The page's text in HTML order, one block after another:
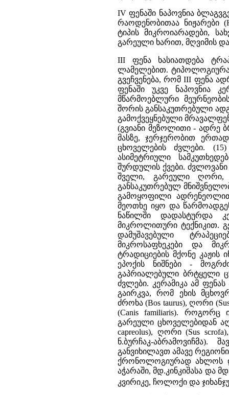
IV ფენაში ნაპოვნია
რაოდენობითაა ნიჟარები
ტიპის მიკროიარადები,
გარეული ხარით, მღვიმის
III ფენა ხასიათდება
ლამელებით.
გვეჩვენება, რომ III ფენა
ფენაში უკვე ნაპოვნია
მწარმოებლური
შორის განსაკუთრებული
გამოქვეყნებული
(გვიანი მეზოლითი - ადრე
მასზე, ჯერჯერობით
ცხოველების ძვლები.
ასიმეტრიული
შურდულის ქვები.
შველი, გარეული ღორი,
განსაკუთრებულ
გამოყოფილი
მეოთხე იყო და
ნაწილში დადასტურდა
მიკროლითური ტექნიკით.
დამუშავებული
მიკროსაფხეკები და
ტრადიციების მქონე
ეპოქის ნიშნები -
გაპრიალებული ბრტყელი
ძვლები. კერამიკა ამ
გაირკვა, რომ ეხის
ძროხა (Bos taurus), ღორი
(Canis familiaris).
გარეული ცხოველებიდან
capreolus), ღორი (Sus
ნ.ბურჩაკ-აბრამოვიჩმა).
განვიხილავთ ამავე
ქრონოლოგიურად ახლოს
აჭარაში, მდ.კინკიშასა და
კვირიკე, ჩოლოქი და